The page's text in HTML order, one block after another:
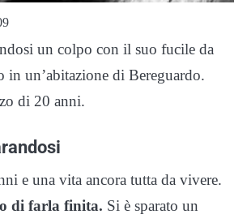
un colpo con il suo fucile da
in un’abitazione di Bereguardo.
di 20 anni.
e una vita ancora tutta da vivere.
di farla finita. Si è sparato un